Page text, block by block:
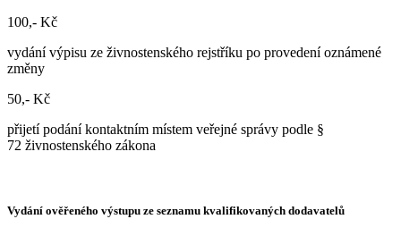
100,- Kč
vydání výpisu ze živnostenského rejstříku po provedení oznámené
změny
50,- Kč
přijetí podání kontaktním místem veřejné správy podle §
72 živnostenského zákona
Vydání ověřeného výstupu ze seznamu kvalifikovaných dodavatelů